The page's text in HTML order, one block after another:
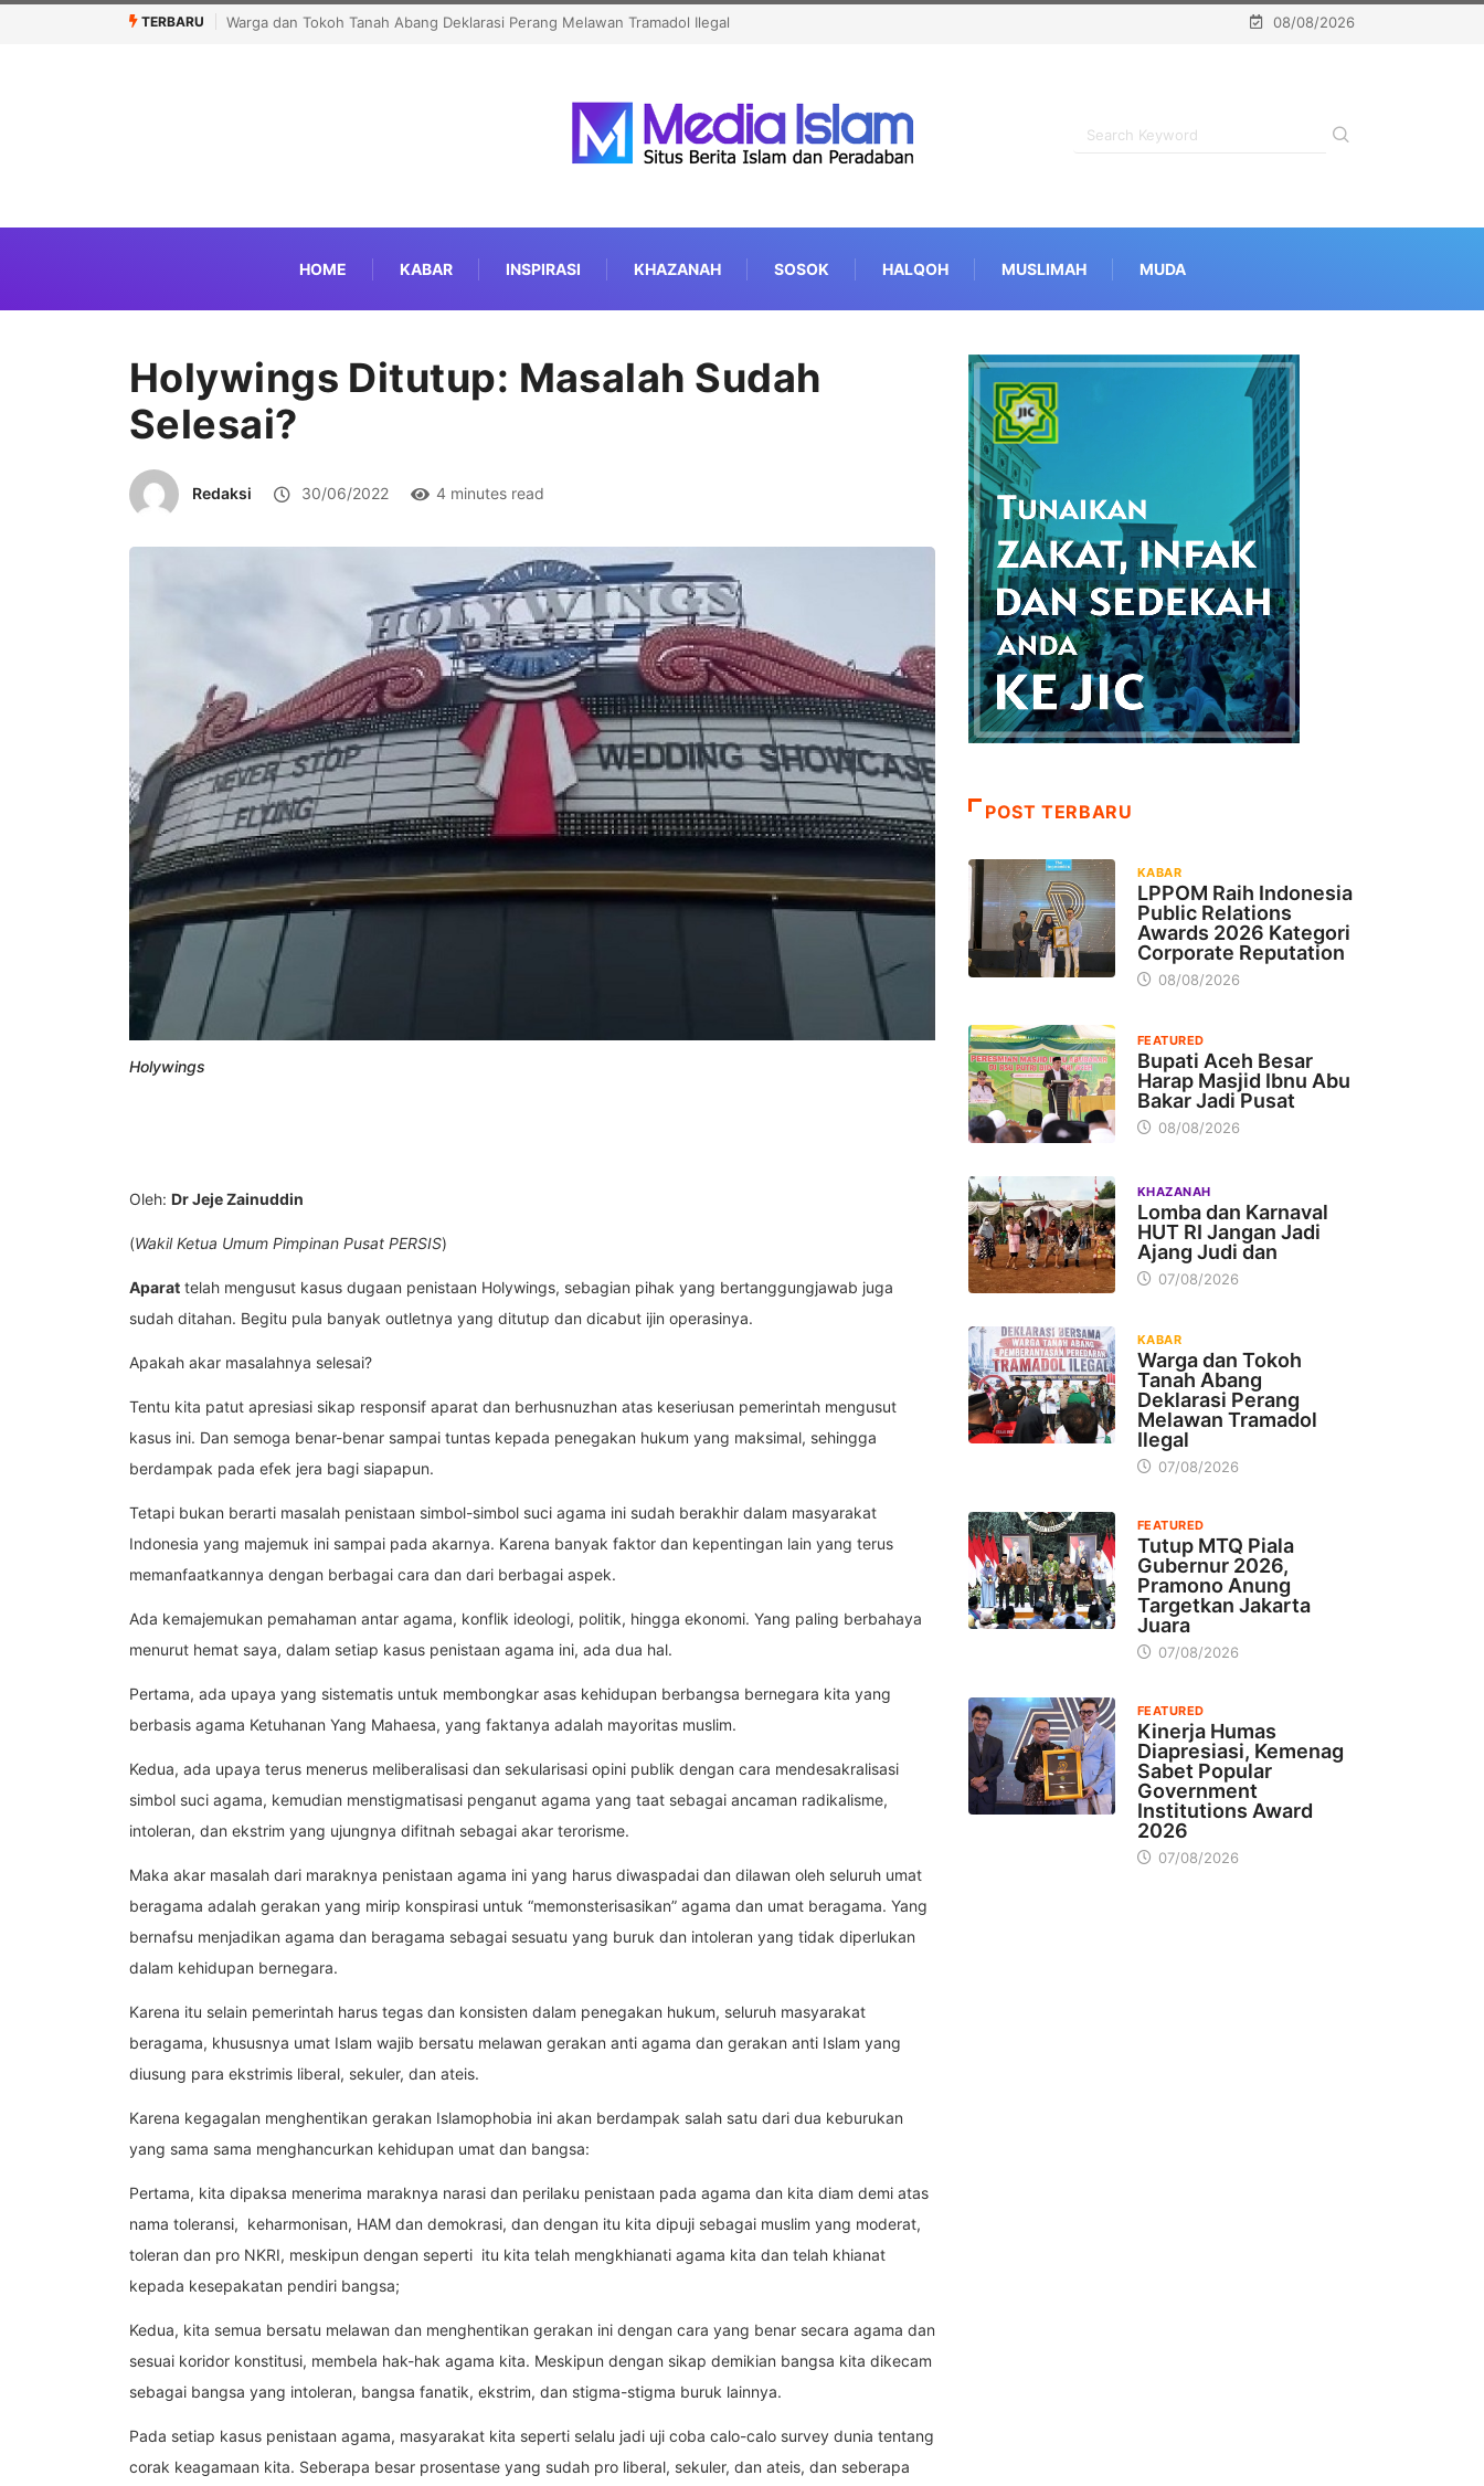
TERBARU Tutup MTQ Piala Gubernur 2026, Pramono Anung Targetkan Jakarta Juara Umum MTQ Nasional 08/08/2026
HOME KABAR INSPIRASI KHAZANAH SOSOK HALQOH MUSLIMAH MUDA
Holywings Ditutup: Masalah Sudah
Selesai?
Redaksi 30/06/2022 4 minutes read
Holywings
Oleh: Dr Jeje Zainuddin
(Wakil Ketua Umum Pimpinan Pusat PERSIS)
Aparat telah mengusut kasus dugaan penistaan Holywings, sebagian pihak yang bertanggungjawab juga
sudah ditahan. Begitu pula banyak outletnya yang ditutup dan dicabut ijin operasinya.
Apakah akar masalahnya selesai?
Tentu kita patut apresiasi sikap responsif aparat dan berhusnuzhan atas keseriusan pemerintah mengusut
kasus ini. Dan semoga benar-benar sampai tuntas kepada penegakan hukum yang maksimal, sehingga
berdampak pada efek jera bagi siapapun.
Tetapi bukan berarti masalah penistaan simbol-simbol suci agama ini sudah berakhir dalam masyarakat
Indonesia yang majemuk ini sampai pada akarnya. Karena banyak faktor dan kepentingan lain yang terus
memanfaatkannya dengan berbagai cara dan dari berbagai aspek.
Ada kemajemukan pemahaman antar agama, konflik ideologi, politik, hingga ekonomi. Yang paling berbahaya
menurut hemat saya, dalam setiap kasus penistaan agama ini, ada dua hal.
Pertama, ada upaya yang sistematis untuk membongkar asas kehidupan berbangsa bernegara kita yang
berbasis agama Ketuhanan Yang Mahaesa, yang faktanya adalah mayoritas muslim.
Kedua, ada upaya terus menerus meliberalisasi dan sekularisasi opini publik dengan cara mendesakralisasi
simbol suci agama, kemudian menstigmatisasi penganut agama yang taat sebagai ancaman radikalisme,
intoleran, dan ekstrim yang ujungnya difitnah sebagai akar terorisme.
Maka akar masalah dari maraknya penistaan agama ini yang harus diwaspadai dan dilawan oleh seluruh umat
beragama adalah gerakan yang mirip konspirasi untuk “memonsterisasikan” agama dan umat beragama. Yang
bernafsu menjadikan agama dan beragama sebagai sesuatu yang buruk dan intoleran yang tidak diperlukan
dalam kehidupan bernegara.
Karena itu selain pemerintah harus tegas dan konsisten dalam penegakan hukum, seluruh masyarakat
beragama, khususnya umat Islam wajib bersatu melawan gerakan anti agama dan gerakan anti Islam yang
diusung para ekstrimis liberal, sekuler, dan ateis.
Karena kegagalan menghentikan gerakan Islamophobia ini akan berdampak salah satu dari dua keburukan
yang sama sama menghancurkan kehidupan umat dan bangsa:
Pertama, kita dipaksa menerima maraknya narasi dan perilaku penistaan pada agama dan kita diam demi atas
nama toleransi, keharmonisan, HAM dan demokrasi, dan dengan itu kita dipuji sebagai muslim yang moderat,
toleran dan pro NKRI, meskipun dengan seperti itu kita telah mengkhianati agama kita dan telah khianat
kepada kesepakatan pendiri bangsa;
Kedua, kita semua bersatu melawan dan menghentikan gerakan ini dengan cara yang benar secara agama dan
sesuai koridor konstitusi, membela hak-hak agama kita. Meskipun dengan sikap demikian bangsa kita dikecam
sebagai bangsa yang intoleran, bangsa fanatik, ekstrim, dan stigma-stigma buruk lainnya.
Pada setiap kasus penistaan agama, masyarakat kita seperti selalu jadi uji coba calo-calo survey dunia tentang
corak keagamaan kita. Seberapa besar prosentase yang sudah pro liberal, sekuler, dan ateis, dan seberapa
POST TERBARU
KABAR
LPPOM Raih Indonesia
Public Relations
Awards 2026 Kategori
Corporate Reputation
08/08/2026
FEATURED
Bupati Aceh Besar
Harap Masjid Ibnu Abu
Bakar Jadi Pusat
08/08/2026
KHAZANAH
Lomba dan Karnaval
HUT RI Jangan Jadi
Ajang Judi dan
07/08/2026
KABAR
Warga dan Tokoh
Tanah Abang
Deklarasi Perang
Melawan Tramadol
Ilegal
07/08/2026
FEATURED
Tutup MTQ Piala
Gubernur 2026,
Pramono Anung
Targetkan Jakarta
Juara
07/08/2026
FEATURED
Kinerja Humas
Diapresiasi, Kemenag
Sabet Popular
Government
Institutions Award
2026
07/08/2026